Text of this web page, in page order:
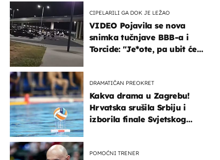
CIPELARILI GA DOK JE LEŽAO
VIDEO Pojavila se nova
snimka tučnjave BBB-a i
Torcide: "Je*ote, pa ubit će
DRAMATIČAN PREOKRET
Kakva drama u Zagrebu!
Hrvatska srušila Srbiju i
izborila finale Svjetskog
POMOĆNI TRENER